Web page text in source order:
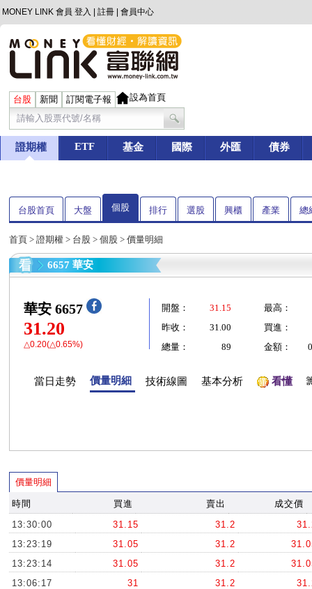
MONEY LINK 會員 登入 註冊 會員中心
台股 新聞 訂閱電子報 設為首頁
證期權 ETF 基金 國際 外匯 債券
台股首頁 大盤 個股 排行 選股 興櫃 產業 總
首頁 > 證期權 > 台股 > 個股 > 價量明細
6657 華安
華安 6657
31.20
△0.20(△0.65%)
開盤： 31.15
最高：
昨收：
31.00
買進：
總量：
89 金額：
當日走勢 價量明細 技術線圖 基本分析 看懂
價量明細
時間 買進 賣出
成交價
13:30:00
31.15 31.2
13:23:19
31.05 31.2
13:23:14
31.05 31.2
13:06:17
31 31.2